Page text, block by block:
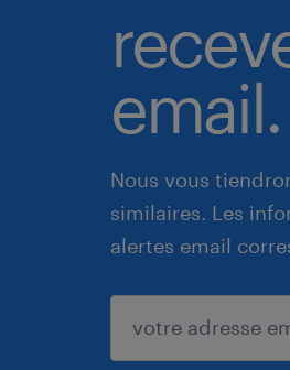
email.
Nous vous
similaires. Les
alertes email
enregistrer